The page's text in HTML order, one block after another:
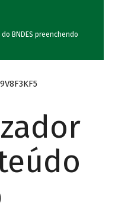
BNDES preenchendo